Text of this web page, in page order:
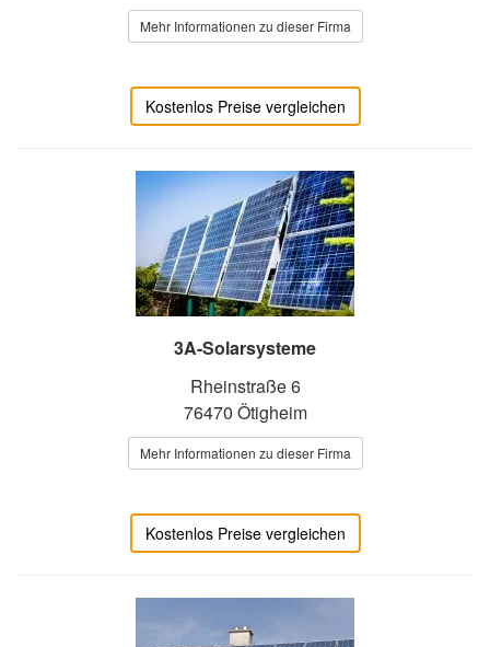
Mehr Informationen zu dieser Firma
Kostenlos Preise vergleichen
3A-Solarsysteme
Rheinstraße 6
76470 Ötigheim
Mehr Informationen zu dieser Firma
Kostenlos Preise vergleichen